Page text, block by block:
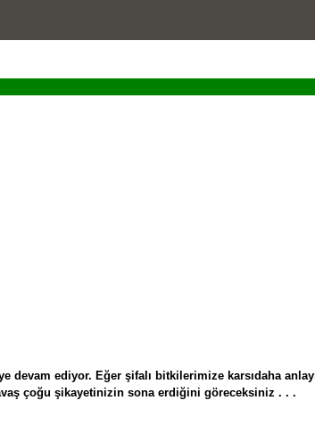
devam ediyor. Eğer şifalı bitkilerimize karsıdaha
çoğu şikayetinizin sona erdiğini göreceksiniz . . .